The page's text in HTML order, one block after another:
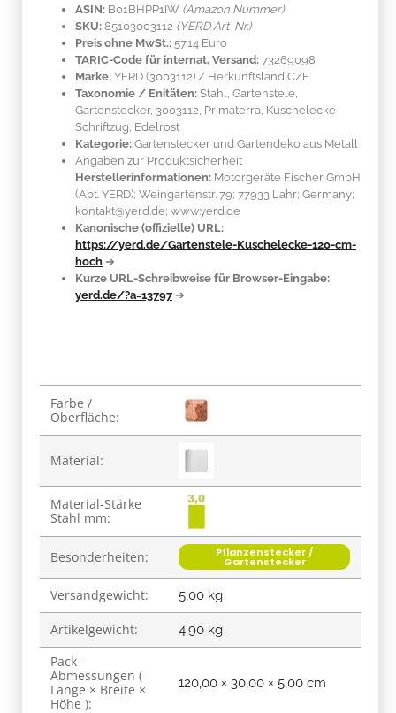
ASIN: B01BHPP1IW (Amazon Nummer)
SKU: 85103003112 (YERD Art-Nr.)
Preis ohne MwSt.: 57.14 Euro
TARIC-Code für internat. Versand: 73269098
Marke: YERD (3003112) / Herkunftsland CZE
Taxonomie / Enitäten: Stahl , Gartenstele,
Gartenstecker, 3003112, Primaterra, Kuschelecke
Schriftzug, Edelrost
Kategorie: Gartenstecker und Gartendeko aus Metall
Angaben zur Produktsicherheit
Herstellerinformationen: Motorgeräte Fischer GmbH
(Abt. YERD); Weingartenstr. 79; 77933 Lahr; Germany;
kontakt@yerd.de; www.yerd.de
Kanonische (offizielle) URL:
https://yerd.de/Gartenstele-Kuschelecke-120-cm-
hoch ➔
Kurze URL-Schreibweise für Browser-Eingabe:
yerd.de/?a=13797 ➔
Produkteigenschaft
Wert
Farbe /
Oberfläche:
Material:
Material-Stärke
Stahl mm:
Besonderheiten: Pflanzenstecker /
Gartenstecker
Versandgewicht: 5,00 kg
Artikelgewicht: 4,90 kg
Pack-
Abmessungen (
Länge × Breite ×
Höhe ):
120,00 × 30,00 × 5,00 cm